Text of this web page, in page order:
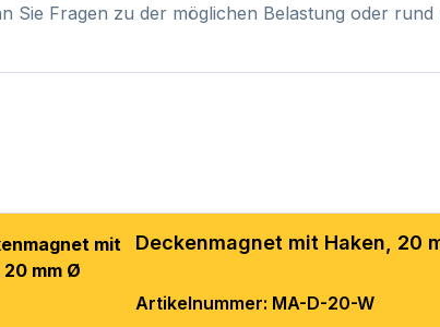
Sie Fragen zu der möglichen Belastung oder
Deckenmagnet mit Haken, 20
Artikelnummer: MA-D-20-W